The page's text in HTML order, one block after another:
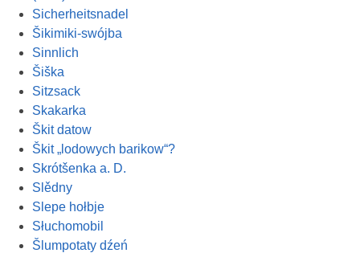
Sicherheitsnadel
Šikimiki-swójba
Sinnlich
Šiška
Sitzsack
Skakarka
Škit datow
Škit „lodowych barikow“?
Skrótšenka a. D.
Slědny
Slepe hołbje
Słuchomobil
Šlumpotaty dźeń